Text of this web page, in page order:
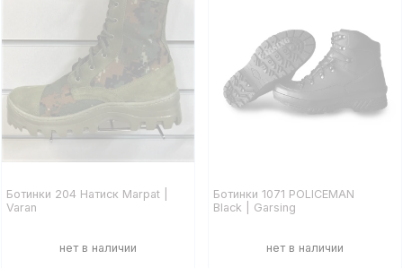
Ботинки 204 Натиск Marpat |
Varan
Ботинки 1071 POLICEMAN
Black | Garsing